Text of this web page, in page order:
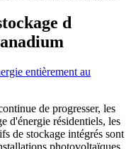
d
de progresser, les
d'énergie résidentiels, les
de stockage intégrés sont